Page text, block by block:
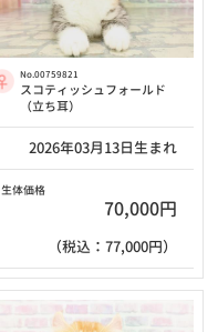
No.00759821
スコティッシュフォールド
（立ち耳）
2026年03月13日生まれ
生体価格
70,000円
（税込：77,000円）